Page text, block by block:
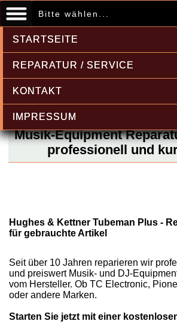
Bitte wählen...
STARTSEITE
REPARATUR / SERVICE
KONTAKT
IMPRESSUM
Musik-Equipment
professionell und
Hughes & Kettner Tubeman Plus -
für gebrauchte Artikel
Seit über 10 Jahren reparieren wir
und preiswert Musik- und DJ-
vom Hersteller. Ob TC Electronic,
oder andere Marken.
Starten Sie jetzt mit einer